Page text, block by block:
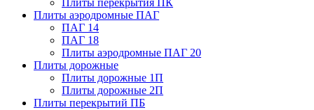
Плиты перекрытия ПК
Плиты аэродромные ПАГ
ПАГ 14
ПАГ 18
Плиты аэродромные ПАГ 20
Плиты дорожные
Плиты дорожные 1П
Плиты дорожные 2П
Плиты перекрытий ПБ